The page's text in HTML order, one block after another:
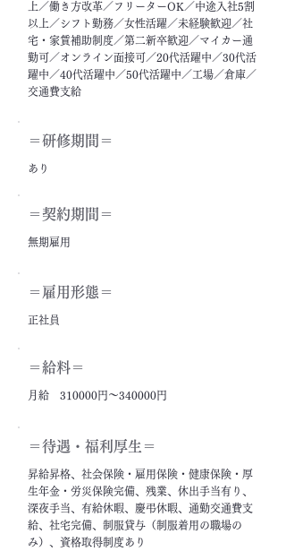
上／働き方改革／フリーターOK／中途入社5割
以上／シフト勤務／女性活躍／未経験歓迎／社
宅・家賃補助制度／第二新卒歓迎／マイカー通
勤可／オンライン面接可／20代活躍中／30代活
躍中／40代活躍中／50代活躍中／工場／倉庫／
交通費支給
＝​研修期間＝
あり
＝契約期間＝
無期雇用
＝雇用形態＝
正社員
＝給料＝
月給 310000円～340000円
＝​待遇・福利厚生＝
昇給昇格、社会保険・雇用保険・健康保険・厚
生年金・労災保険完備、残業、休出手当有り、
深夜手当、有給休暇、慶弔休暇、通勤交通費支
給、社宅完備、制服貸与（制服着用の職場の
み）、資格取得制度あり